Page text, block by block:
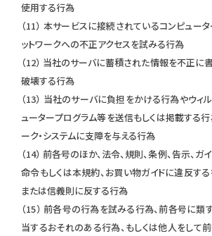
使用する行為
（11） 本サービスに接続されているコンピュー
ットワークへの不正アクセスを試みる行為
（12） 当社のサーバに蓄積された情報を不正に
破壊する行為
（13） 当社のサーバに負担をかける行為やウィ
ュータープログラム等を送信もしくは掲載する行
ーク・システムに支障を与える行為
（14） 前各号のほか、法令、規則、条例、告示、ガ
命令もしくは本規約、お買い物ガイドに違反す
または信義則に反する行為
（15） 前各号の行為を試みる行為、前各号に類
当するおそれのある行為、もしくは他人をして